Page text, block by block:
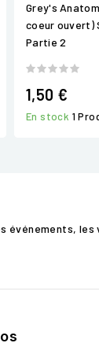
Grey's
coeur ouvert)
Partie 2
1,50 €
En stock 1
événements, les